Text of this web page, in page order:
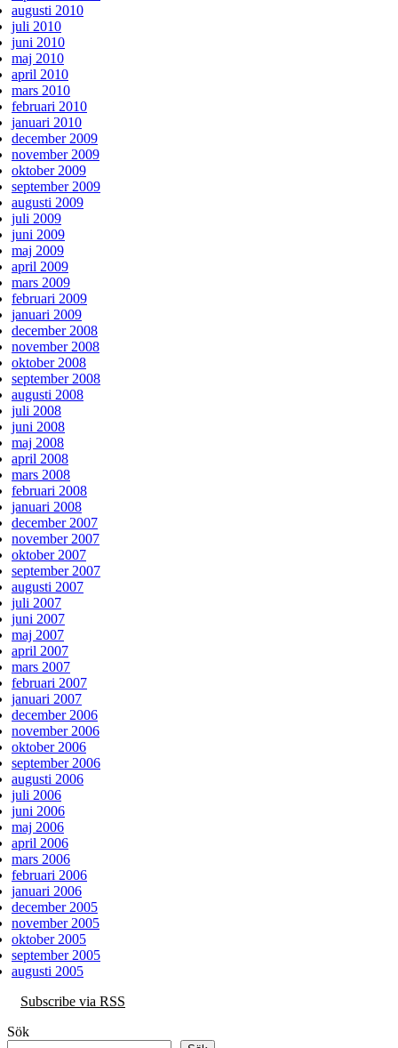
augusti 2010
juli 2010
juni 2010
maj 2010
april 2010
mars 2010
februari 2010
januari 2010
december 2009
november 2009
oktober 2009
september 2009
augusti 2009
juli 2009
juni 2009
maj 2009
april 2009
mars 2009
februari 2009
januari 2009
december 2008
november 2008
oktober 2008
september 2008
augusti 2008
juli 2008
juni 2008
maj 2008
april 2008
mars 2008
februari 2008
januari 2008
december 2007
november 2007
oktober 2007
september 2007
augusti 2007
juli 2007
juni 2007
maj 2007
april 2007
mars 2007
februari 2007
januari 2007
december 2006
november 2006
oktober 2006
september 2006
augusti 2006
juli 2006
juni 2006
maj 2006
april 2006
mars 2006
februari 2006
januari 2006
december 2005
november 2005
oktober 2005
september 2005
augusti 2005
Subscribe via RSS
Sök